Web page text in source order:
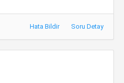
Hata Bildir Soru Detay